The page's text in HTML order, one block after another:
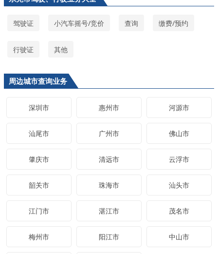
驾驶证 小汽车摇号/竞价 查询 缴费/预约
行驶证 其他
周边城市查询业务
深圳市 惠州市 河源市
汕尾市 广州市 佛山市
肇庆市 清远市 云浮市
韶关市 珠海市 汕头市
江门市 湛江市 茂名市
梅州市 阳江市 中山市